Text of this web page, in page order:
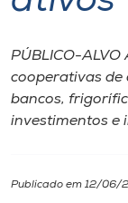
I.nova
Diplomados
PÚBLICO-ALVO
cooperativas de
bancos,
investimentos e
Publicado em 12/06/